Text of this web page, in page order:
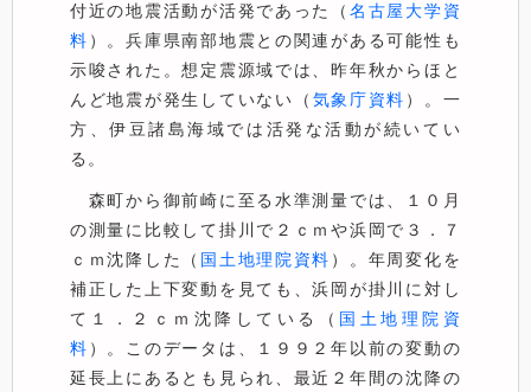
付近の地震活動が活発であった（ 名古屋大学資
料 ）。兵庫県南部地震との関連がある可能性も
示唆された。想定震源域では、昨年秋からほと
んど地震が発生していない（ 気象庁資料 ）。一
方、伊豆諸島海域では活発な活動が続いてい
る。
森町から御前崎に至る水準測量では、１０月
の測量に比較して掛川で２ｃｍや浜岡で３．７
ｃｍ沈降した（ 国土地理院資料 ）。年周変化を
補正した上下変動を見ても、浜岡が掛川に対し
て１．２ｃｍ沈降している（ 国土地理院資
料 ）。このデータは、１９９２年以前の変動の
延長上にあるとも見られ、最近２年間の沈降の